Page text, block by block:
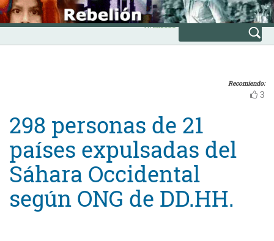
Skip
to
content
INICIO
Avanzada
Recomiendo:
3
298 personas de 21
países expulsadas del
Sáhara Occidental
según ONG de DD.HH.